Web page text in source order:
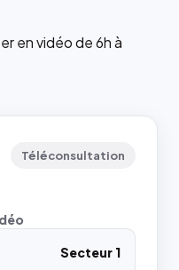
en vidéo de 6h à
Téléconsultation
Secteur 1